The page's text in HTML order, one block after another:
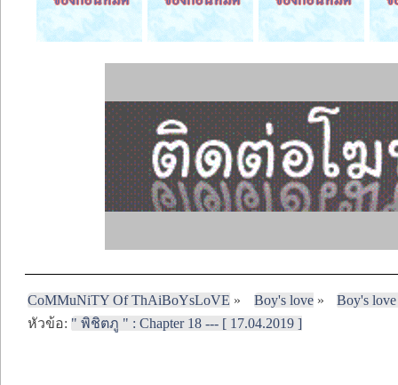
CoMMuNiTY Of ThAiBoYsLoVE » Boy's love»
Boy's
หัวข้อ: " พิชิตภู " : Chapter 18 --- [ 17.04.2019 ]